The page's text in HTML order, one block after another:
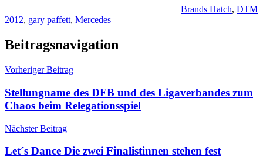
Brands Hatch, DTM
2012, gary paffett, Mercedes
Beitragsnavigation
Vorheriger Beitrag
Stellungname des DFB und des Ligaverbandes zum
Chaos beim Relegationsspiel
Nächster Beitrag
Let´s Dance Die zwei Finalistinnen stehen fest